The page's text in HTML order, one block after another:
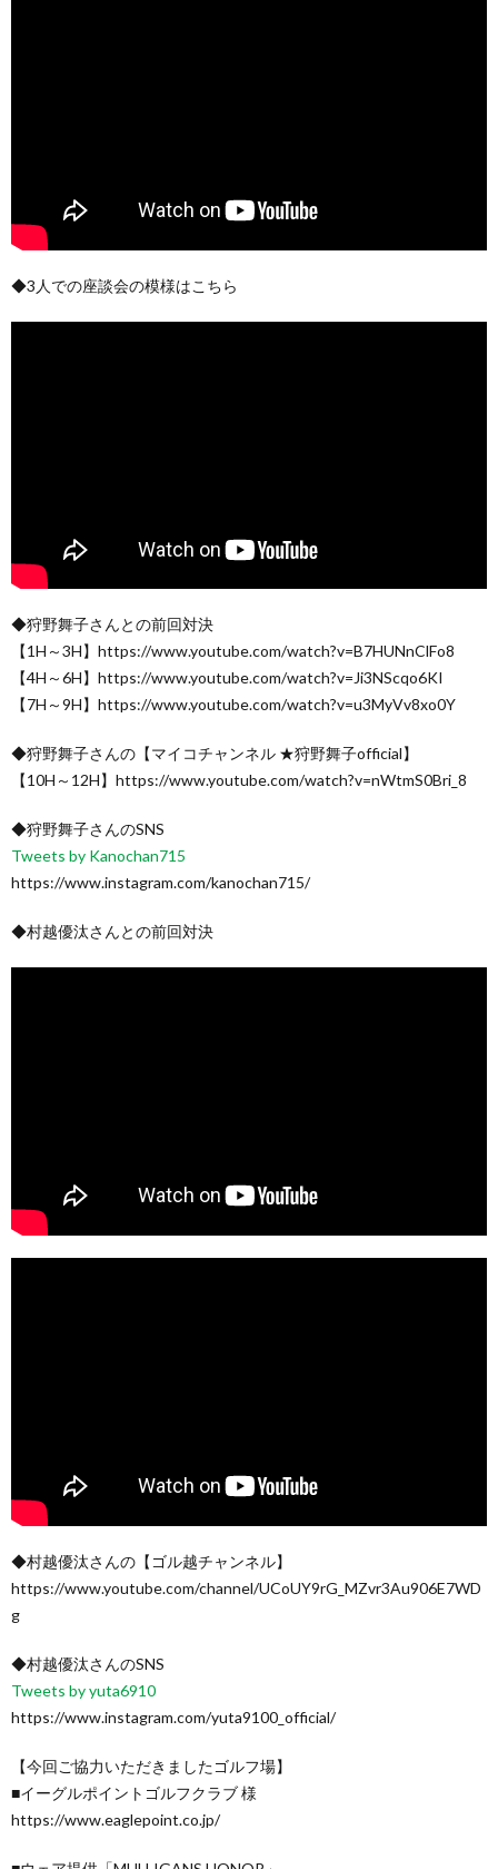
◆3人での座談会の模様はこちら
◆狩野舞子さんとの前回対決
【1H～3H】https://www.youtube.com/watch?v=B7HUNnClFo8
【4H～6H】https://www.youtube.com/watch?v=Ji3NScqo6KI
【7H～9H】https://www.youtube.com/watch?v=u3MyVv8xo0Y
◆狩野舞子さんの【マイコチャンネル ★狩野舞子official】
【10H～12H】https://www.youtube.com/watch?v=nWtmS0Bri_8
◆狩野舞子さんのSNS
Tweets by Kanochan715
https://www.instagram.com/kanochan715/
◆村越優汰さんとの前回対決
◆村越優汰さんの【ゴル越チャンネル】
https://www.youtube.com/channel/UCoUY9rG_MZvr3Au906E7WD
g
◆村越優汰さんのSNS
Tweets by yuta6910
https://www.instagram.com/yuta9100_official/
【今回ご協力いただきましたゴルフ場】
■イーグルポイントゴルフクラブ 様
https://www.eaglepoint.co.jp/